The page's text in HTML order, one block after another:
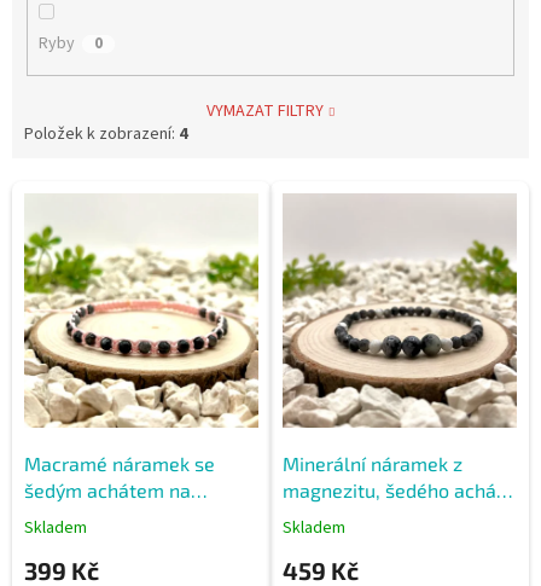
Ryby 0
VYMAZAT FILTRY
Položek k zobrazení: 4
V
p
p
Macramé náramek se
šedým achátem na
růžovém nylonu
Skladem
399 Kč
Minerální náramek z
magnezitu, šedého achátu
a vločkového obsidiánu
Skladem
459 Kč